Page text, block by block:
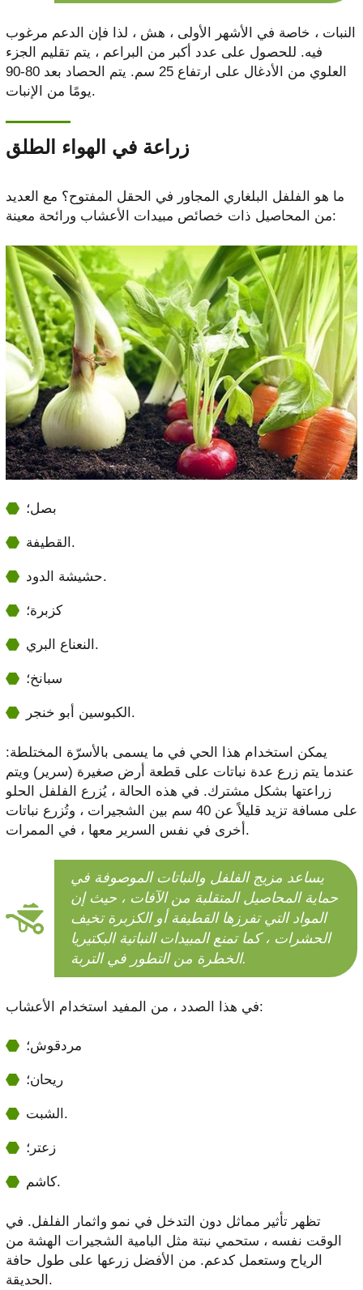
النبات ، خاصة في الأشهر الأولى ، هش ، لذا فإن الدعم مرغوب
فيه. للحصول على عدد أكبر من البراعم ، يتم تقليم الجزء
العلوي من الأدغال على ارتفاع 25 سم. يتم الحصاد بعد 80-90
يومًا من الإنبات.
زراعة في الهواء الطلق
ما هو الفلفل البلغاري المجاور في الحقل المفتوح؟ مع العديد
من المحاصيل ذات خصائص مبيدات الأعشاب ورائحة معينة:
بصل؛
القطيفة.
حشيشة الدود.
كزبرة؛
النعناع البري.
سبانخ؛
الكبوسين أبو خنجر.
يمكن استخدام هذا الحي في ما يسمى بالأسرّة المختلطة:
عندما يتم زرع عدة نباتات على قطعة أرض صغيرة (سرير) ويتم
زراعتها بشكل مشترك. في هذه الحالة ، يُزرع الفلفل الحلو
على مسافة تزيد قليلاً عن 40 سم بين الشجيرات ، وتُزرع نباتات
أخرى في نفس السرير معها ، في الممرات.
يساعد مزيج الفلفل والنباتات الموصوفة في
حماية المحاصيل المتقلبة من الآفات ، حيث إن
المواد التي تفرزها القطيفة أو الكزبرة تخيف
الحشرات ، كما تمنع المبيدات النباتية البكتيريا
الخطرة من التطور في التربة.
في هذا الصدد ، من المفيد استخدام الأعشاب:
مردقوش؛
ريحان؛
الشبت.
زعتر؛
كاشم.
تظهر تأثير مماثل دون التدخل في نمو واثمار الفلفل. في
الوقت نفسه ، ستحمي نبتة مثل البامية الشجيرات الهشة من
الرياح وستعمل كدعم. من الأفضل زرعها على طول حافة
الحديقة.